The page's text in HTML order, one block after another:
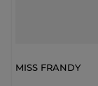
MISS FRANDY